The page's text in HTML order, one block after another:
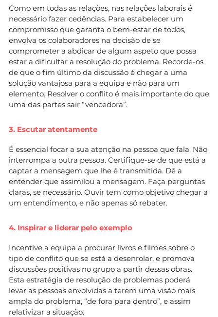
Como em todas as relações, nas relações laborais é
necessário fazer cedências. Para estabelecer um
compromisso que garanta o bem-estar de todos,
envolva os colaboradores na decisão de se
comprometer a abdicar de algum aspeto que possa
estar a dificultar a resolução do problema. Recorde-os
de que o fim último da discussão é chegar a uma
solução vantajosa para a equipa e não para um
elemento. Resolver o conflito é mais importante do que
uma das partes sair “vencedora”.
3. Escutar atentamente
É essencial focar a sua atenção na pessoa que fala. Não
interrompa a outra pessoa. Certifique-se de que está a
captar a mensagem que lhe é transmitida. Dê a
entender que assimilou a mensagem. Faça perguntas
claras, se necessário. Ouvir tem como objetivo chegar a
um entendimento, e não apenas só rebater.
4. Inspirar e liderar pelo exemplo
Incentive a equipa a procurar livros e filmes sobre o
tipo de conflito que se está a desenrolar, e promova
discussões positivas no grupo a partir dessas obras.
Esta estratégia de resolução de problemas poderá
levar as pessoas envolvidas a terem uma visão mais
ampla do problema, “de fora para dentro”, e assim
relativizar a situação.